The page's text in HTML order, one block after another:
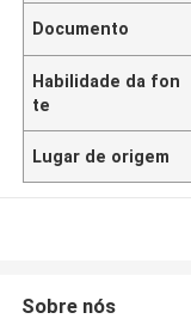
Documento
Habilidade da fon
te
Lugar de origem
Sobre nós